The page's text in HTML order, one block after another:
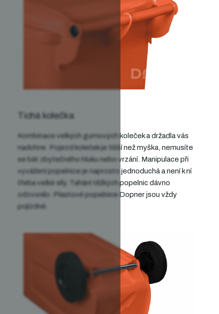
Tichá kolečka
Kombinace velkých gumových kolečeka držadlavás
nadchne.
Pojezd koleček je tišší než myška, nemusíte
se bát zbytečného hluku nebo vrzání. Manipulace při
vyvážení popelnice je naprosto jednoduchá a není k ní
třeba velké síly . Tahání těžkých popelnic dávno
odzvonilo. Plastové popelnice Dopner jsou vždy
pojízdné.